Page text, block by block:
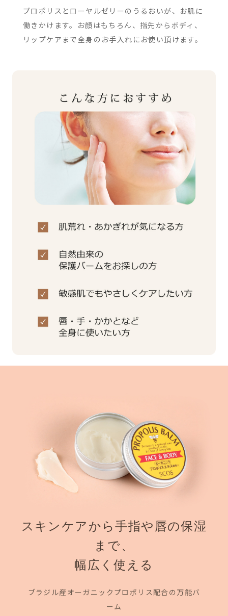
プロポリスとローヤルゼリーのうるおいが、お肌に
働きかけます。お顔はもちろん、指先からボディ、
リップケアまで全身のお手入れにお使い頂けます。
スキンケアから手指や唇の保湿
まで、
幅広く使える
ブラジル産オーガニックプロポリス配合の万能バ
ーム